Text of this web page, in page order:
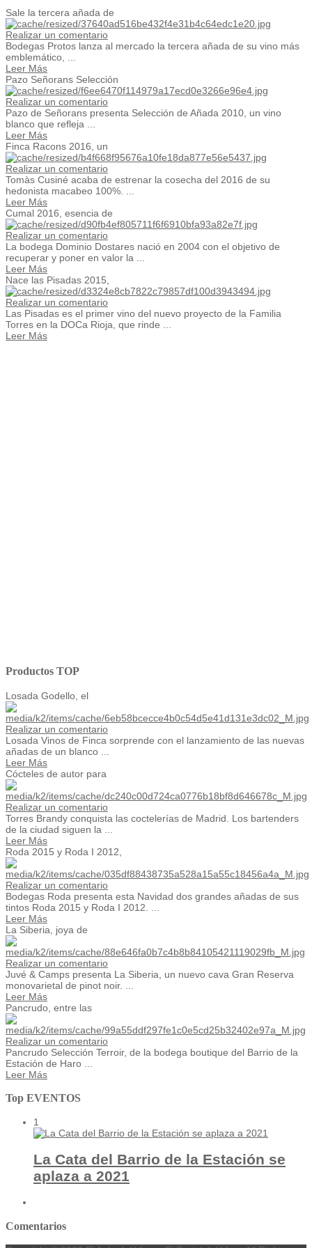
Sale la tercera añada de
Realizar un comentario
Bodegas Protos lanza al mercado la tercera añada de su vino más
emblemático, ...
Leer Más
Pazo Señorans Selección
Realizar un comentario
Pazo de Señorans presenta Selección de Añada 2010, un vino
blanco que refleja ...
Leer Más
Finca Racons 2016, un
Realizar un comentario
Tomàs Cusiné acaba de estrenar la cosecha del 2016 de su
hedonista macabeo 100%. ...
Leer Más
Cumal 2016, esencia de
Realizar un comentario
La bodega Dominio Dostares nació en 2004 con el objetivo de
recuperar y poner en valor la ...
Leer Más
Nace las Pisadas 2015,
Realizar un comentario
Las Pisadas es el primer vino del nuevo proyecto de la Familia
Torres en la DOCa Rioja, que rinde ...
Leer Más
Productos TOP
Losada Godello, el
Realizar un comentario
Losada Vinos de Finca sorprende con el lanzamiento de las nuevas
añadas de un blanco ...
Leer Más
Cócteles de autor para
Realizar un comentario
Torres Brandy conquista las coctelerías de Madrid. Los bartenders
de la ciudad siguen la ...
Leer Más
Roda 2015 y Roda I 2012,
Realizar un comentario
Bodegas Roda presenta esta Navidad dos grandes añadas de sus
tintos Roda 2015 y Roda I 2012. ...
Leer Más
La Siberia, joya de
Realizar un comentario
Juvé & Camps presenta La Siberia, un nuevo cava Gran Reserva
monovarietal de pinot noir. ...
Leer Más
Pancrudo, entre las
Realizar un comentario
Pancrudo Selección Terroir, de la bodega boutique del Barrio de la
Estación de Haro ...
Leer Más
Top EVENTOS
1
La Cata del Barrio de la Estación se
aplaza a 2021
Comentarios